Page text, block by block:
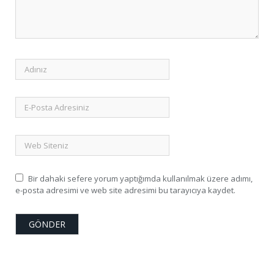
Bir dahaki sefere yorum yaptığımda kullanılmak üzere adımı,
e-posta adresimi ve web site adresimi bu tarayıcıya kaydet.